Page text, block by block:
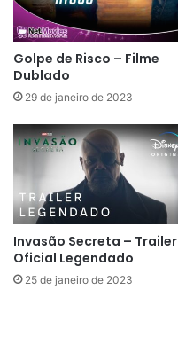
Golpe de Risco – Filme
Dublado
29 de janeiro de 2023
Invasão Secreta – Trailer
Oficial Legendado
25 de janeiro de 2023